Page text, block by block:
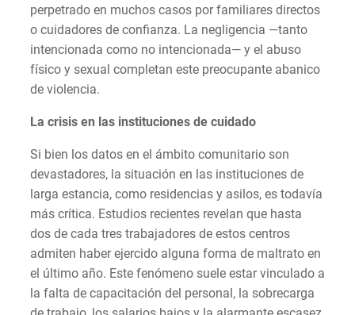
perpetrado en muchos casos por familiares directos
o cuidadores de confianza. La negligencia —tanto
intencionada como no intencionada— y el abuso
físico y sexual completan este preocupante abanico
de violencia.
La crisis en las instituciones de cuidado
Si bien los datos en el ámbito comunitario son
devastadores, la situación en las instituciones de
larga estancia, como residencias y asilos, es todavía
más crítica. Estudios recientes revelan que hasta
dos de cada tres trabajadores de estos centros
admiten haber ejercido alguna forma de maltrato en
el último año. Este fenómeno suele estar vinculado a
la falta de capacitación del personal, la sobrecarga